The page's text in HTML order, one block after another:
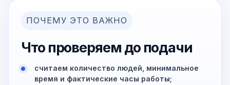
ПОЧЕМУ ЭТО ВАЖНО
Что проверяем до подачи
считаем количество людей, минимальное
время и фактические часы работы;